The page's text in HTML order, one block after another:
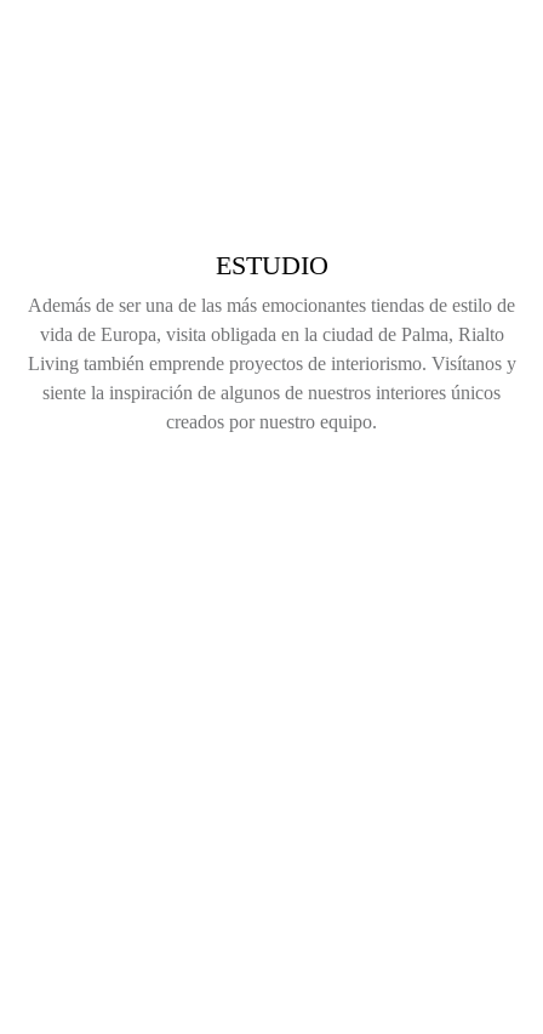
ESTUDIO
Además de ser una de las más emocionantes tiendas de estilo de
vida de Europa, visita obligada en la ciudad de Palma, Rialto
Living también emprende proyectos de interiorismo. Visítanos y
siente la inspiración de algunos de nuestros interiores únicos
creados por nuestro equipo.